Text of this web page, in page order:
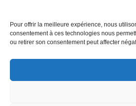
Pour offrir la meilleure expérience, nous
consentement à ces technologies nous
ou retirer son consentement peut affecter